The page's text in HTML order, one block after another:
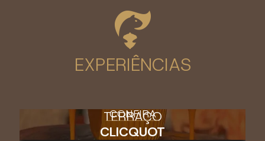
EXPERIÊNCIAS
TERRAÇO
CLICQUOT
CONFIRA